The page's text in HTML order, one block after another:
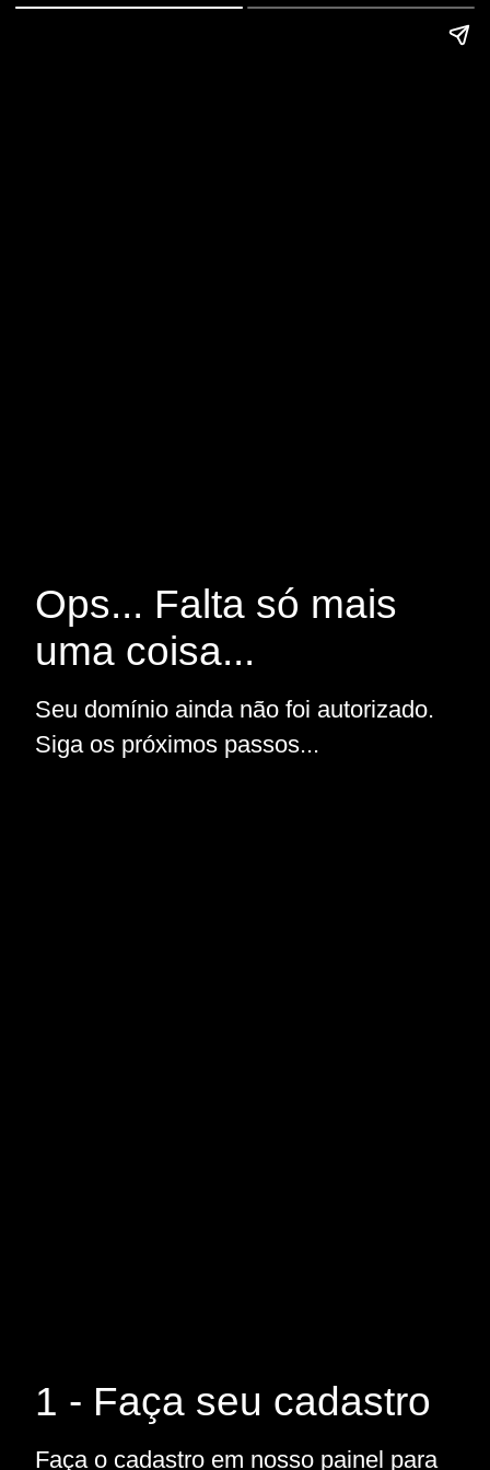
Ops... Falta só mais
uma coisa...
Seu domínio ainda não foi autorizado.
Siga os próximos passos...
1 - Faça seu cadastro
Faça o cadastro em nosso painel para